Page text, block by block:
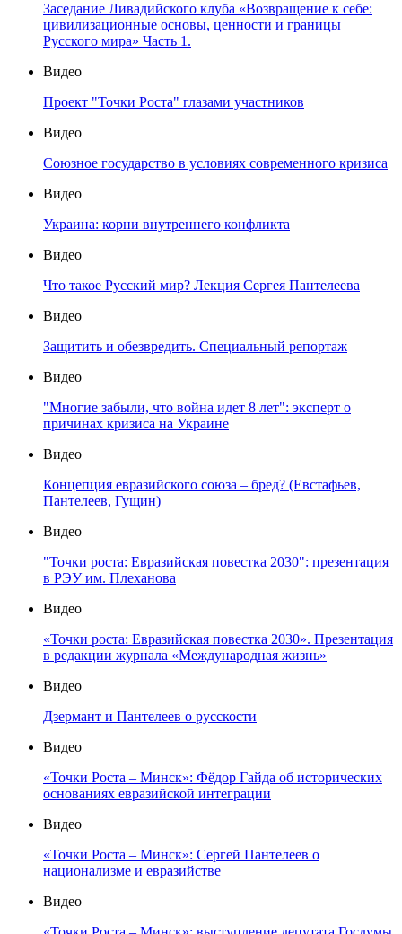
Заседание Ливадийского клуба «Возвращение к себе:
цивилизационные основы, ценности и границы
Русского мира» Часть 1.
Видео
Проект "Точки Роста" глазами участников
Видео
Союзное государство в условиях современного кризиса
Видео
Украина: корни внутреннего конфликта
Видео
Что такое Русский мир? Лекция Сергея Пантелеева
Видео
Защитить и обезвредить. Специальный репортаж
Видео
"Многие забыли, что война идет 8 лет": эксперт о
причинах кризиса на Украине
Видео
Концепция евразийского союза – бред? (Евстафьев,
Пантелеев, Гущин)
Видео
"Точки роста: Евразийская повестка 2030": презентация
в РЭУ им. Плеханова
Видео
«Точки роста: Евразийская повестка 2030». Презентация
в редакции журнала «Международная жизнь»
Видео
Дзермант и Пантелеев о русскости
Видео
«Точки Роста – Минск»: Фёдор Гайда об исторических
основаниях евразийской интеграции
Видео
«Точки Роста – Минск»: Сергей Пантелеев о
национализме и евразийстве
Видео